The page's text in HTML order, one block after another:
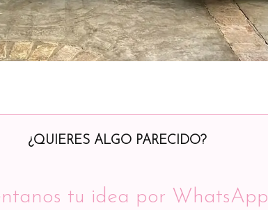
¿QUIERES ALGO PARECIDO?
tu idea por WhatsApp